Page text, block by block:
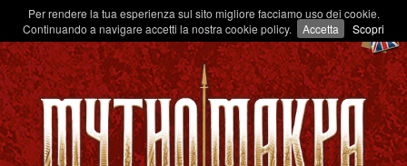
Per rendere la tua esperienza sul sito migliore facciamo uso dei cookie.
Continuando a navigare accetti la nostra cookie policy.
Accetta Scopri